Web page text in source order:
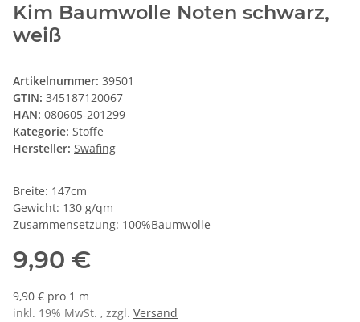
Kim Baumwolle Noten schwarz,
weiß
Artikelnummer: 39501
GTIN: 345187120067
HAN: 080605-201299
Kategorie: Stoffe
Hersteller: Swafing
Breite: 147cm
Gewicht: 130 g/qm
Zusammensetzung: 100%Baumwolle
9,90 €
9,90 € pro 1 m
inkl. 19% MwSt. , zzgl. Versand